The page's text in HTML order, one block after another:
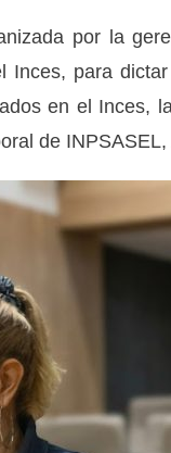
por la
Inces, para
en el Inces,
de INPSASEL,